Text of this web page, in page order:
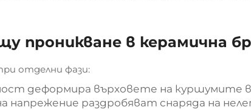
проникване в керамична
отделни фази:
деформира върховете на куршумите в
напрежение раздробяват снаряда на